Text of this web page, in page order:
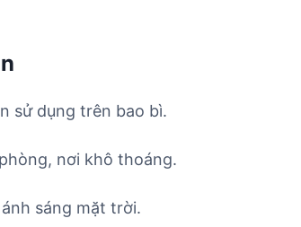
sử dụng trên bao bì.
nơi khô thoáng.
sáng mặt trời.